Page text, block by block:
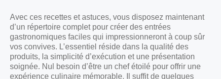
Avec ces recettes et astuces, vous disposez maintenant
d’un répertoire complet pour créer des entrées
gastronomiques faciles qui impressionneront à coup sûr
vos convives. L’essentiel réside dans la qualité des
produits, la simplicité d’exécution et une présentation
soignée. Nul besoin d’être un chef étoilé pour offrir une
expérience culinaire mémorable. Il suffit de quelques